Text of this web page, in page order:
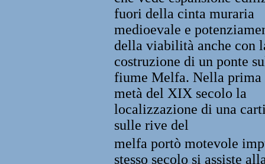
fuori della cinta muraria
medioevale e
della viabilità anche con
costruzione di un ponte
fiume Melfa. Nella prima
metà del XIX secolo la
localizzazione di una
sulle rive del
melfa portò motevole
stesso secolo si assiste